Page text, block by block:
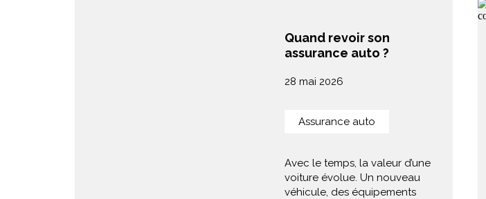
Quand revoir son
assurance auto ?
28 mai 2026
Assurance auto
Avec le temps, la valeur d’une
voiture évolue. Un nouveau
véhicule, des équipements